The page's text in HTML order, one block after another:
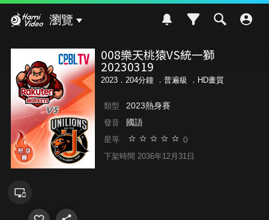
瀏覽
008樂天桃猿VS統一獅
20230319
2023．204分鐘 ． 普遍級 ．HD畫質
類型 2023熱身賽
發音 國語
星等 0
下架時間 2036年12月31日